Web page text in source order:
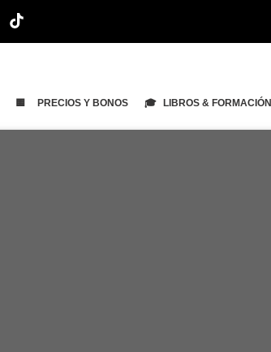
🟨 PRECIOS Y BONOS 🎓 LIBROS & FORMACIÓN